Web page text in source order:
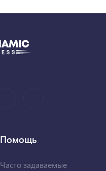
Помощь
Часто задаваемые